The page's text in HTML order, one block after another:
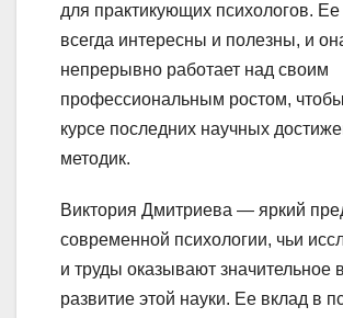
для практикующих психологов. Ее
всегда интересны и полезны, и
непрерывно работает над своим
профессиональным ростом,
курсе последних научных
методик.
Виктория Дмитриева — яркий
современной психологии, чьи
и труды оказывают значительное
развитие этой науки. Ее вклад в